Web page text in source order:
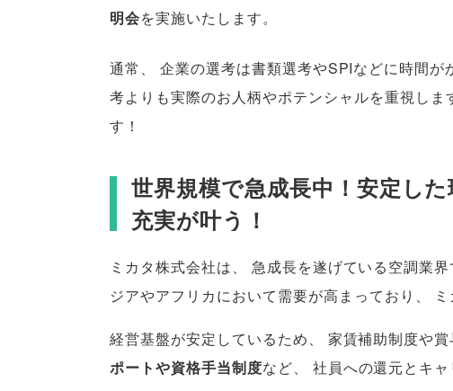
明会を実施いたします。
通常 、 企業の選考は書類選考やSPIなどに時間が
考よりも実際のお人柄やポテンシャルを重視しま
す！
世界規模で急成長中！安定し
充実が叶う！
ミカタ株式会社は、 急成長を遂げている空調業
ジアやアフリカにおいて需要が高まっており 、
経営基盤が安定しているため、 家賃補助制度や
ポートや資格手当制度など、 社員への還元とキ